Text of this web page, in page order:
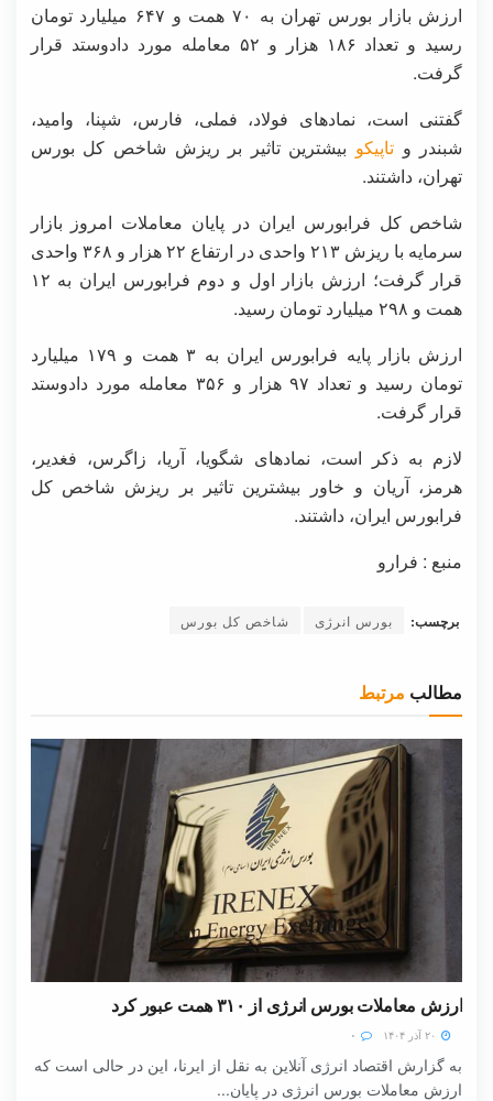
ارزش بازار بورس تهران به ۷۰ همت و ۶۴۷ میلیارد تومان
رسید و تعداد ۱۸۶ هزار و ۵۲ معامله مورد دادوستد قرار
گرفت.
گفتنی است، نماد‌های فولاد، فملی، فارس، شپنا، وامید،
شبندر و تاپیکو بیشترین تاثیر بر ریزش شاخص کل بورس
تهران، داشتند.
شاخص کل فرابورس ایران در پایان معاملات امروز بازار
سرمایه با ریزش ۲۱۳ واحدی در ارتفاع ۲۲ هزار و ۳۶۸ واحدی
قرار گرفت؛ ارزش بازار اول و دوم فرابورس ایران به ۱۲
همت و ۲۹۸ میلیارد تومان رسید.
ارزش بازار پایه فرابورس ایران به ۳ همت و ۱۷۹ میلیارد
تومان رسید و تعداد ۹۷ هزار و ۳۵۶ معامله مورد دادوستد
قرار گرفت.
لازم به ذکر است، نماد‌های شگویا، آریا، زاگرس، فغدیر،
هرمز، آریان و خاور بیشترین تاثیر بر ریزش شاخص کل
فرابورس ایران، داشتند.
منبع : فرارو
برچسب: بورس انرژی شاخص کل بورس
مطالب مرتبط
ارزش معاملات بورس انرژی از ۳۱۰ همت عبور کرد
به گزارش اقتصاد انرژی آنلاین به نقل از ایرنا، این در حالی است که
ارزش معاملات بورس انرژی در پایان...